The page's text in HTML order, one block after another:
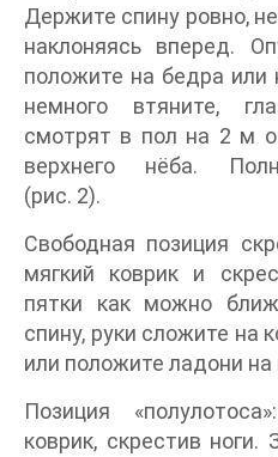
Держите спину ровно,
наклоняясь вперед.
положите на бедра или
немного втяните,
смотрят в пол на 2 м
верхнего нёба.
(рис. 2).
Свободная позиция
мягкий коврик и
пятки как можно
спину, руки сложите на
или положите ладони на
Позиция
коврик, скрестив